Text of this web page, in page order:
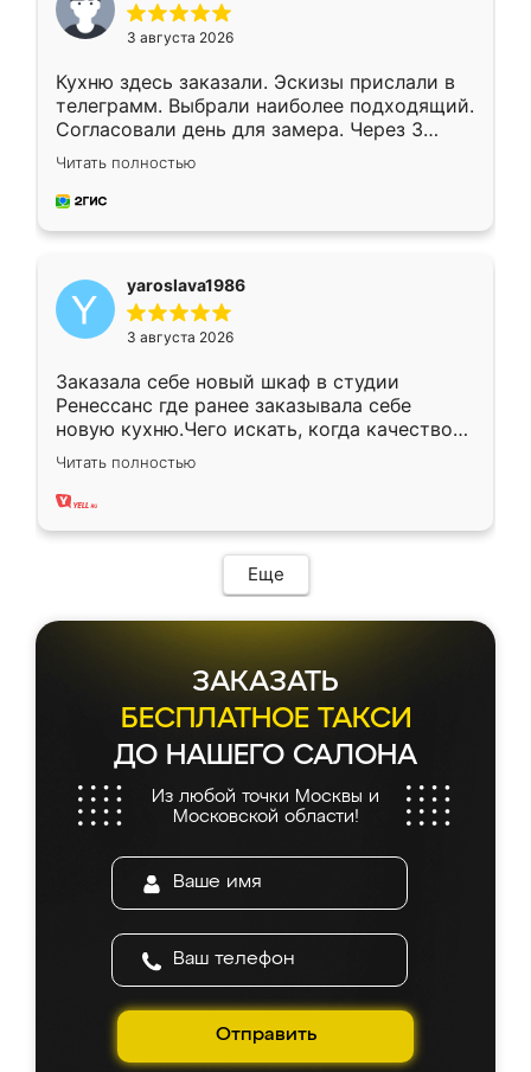
3 августа 2026
Кухню здесь заказали. Эскизы прислали в
телеграмм. Выбрали наиболее подходящий.
Согласовали день для замера. Через 3
недели кухня была уже готова. Остались
довольны работой. Спасибо Ренессанс
мебель за качественную работу!
Читать полностью
yaroslava1986
3 августа 2026
Заказала себе новый шкаф в студии
Ренессанс где ранее заказывала себе
новую кухню.Чего искать, когда качеством
вполне довольна. Служит кухня уже почти
два года, нареканий нет.
Читать полностью
Еще
ЗАКАЗАТЬ
БЕСПЛАТНОЕ ТАКСИ
ДО НАШЕГО САЛОНА
Из любой точки Москвы и
Московской области!
Отправить